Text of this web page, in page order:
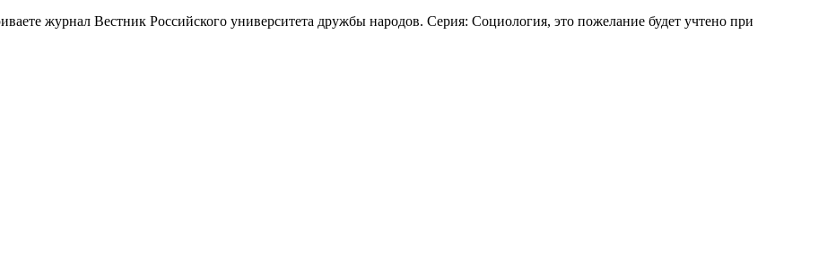
журнал Вестник Российского университета дружбы народов. Серия: Социология, это пожелание будет учтено при